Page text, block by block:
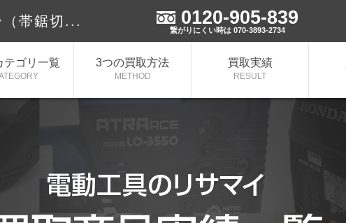
帯鋸切... 0120-905-839
繋がりにくい時は 070-3893-2734
テゴリ一覧 3つの買取方法
METHOD
買取実績
RESULT